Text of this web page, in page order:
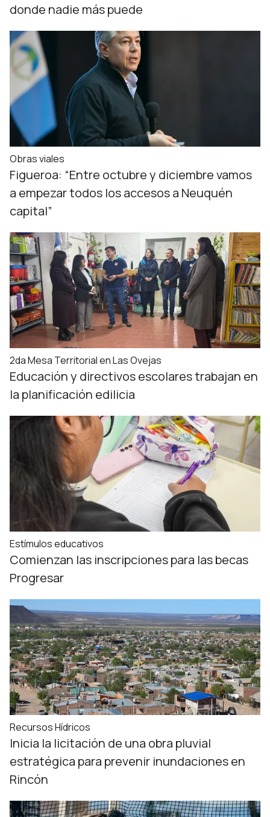
donde nadie más puede
Obras viales
Figueroa: “Entre octubre y diciembre vamos
a empezar todos los accesos a Neuquén
capital”
2da Mesa Territorial en Las Ovejas
Educación y directivos escolares trabajan en
la planificación edilicia
Estímulos educativos
Comienzan las inscripciones para las becas
Progresar
Recursos Hídricos
Inicia la licitación de una obra pluvial
estratégica para prevenir inundaciones en
Rincón